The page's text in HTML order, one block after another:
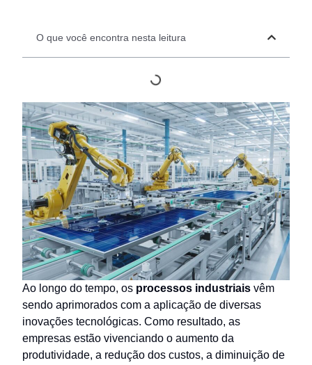
O que você encontra nesta leitura
Ao longo do tempo, os processos industriais vêm
sendo aprimorados com a aplicação de diversas
inovações tecnológicas. Como resultado, as
empresas estão vivenciando o aumento da
produtividade, a redução dos custos, a diminuição de